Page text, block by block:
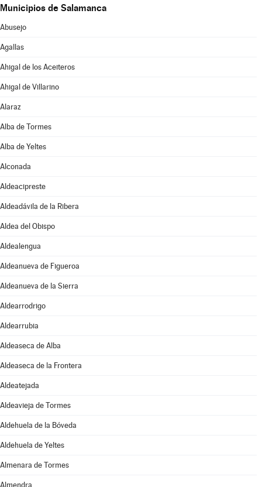
Municipios de Salamanca
Abusejo
Agallas
Ahigal de los Aceiteros
Ahigal de Villarino
Alaraz
Alba de Tormes
Alba de Yeltes
Alconada
Aldeacipreste
Aldeadávila de la Ribera
Aldea del Obispo
Aldealengua
Aldeanueva de Figueroa
Aldeanueva de la Sierra
Aldearrodrigo
Aldearrubia
Aldeaseca de Alba
Aldeaseca de la Frontera
Aldeatejada
Aldeavieja de Tormes
Aldehuela de la Bóveda
Aldehuela de Yeltes
Almenara de Tormes
Almendra